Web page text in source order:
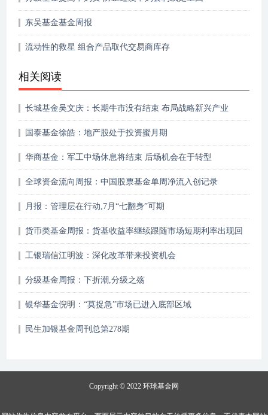
东吴基金基金周报
流动性的救星 组合产品取代交易商库存
相关阅读
长城基金吴文庆：长期牛市没有结束 布局战略新兴产业
国泰基金徐皓：地产股处于投资蜜月期
华商基金：军工中场休息将结束 后场机会在于转型
全球资金流向周报：中国股票基金单周净流入创记录
月报：管理层在行动,7月“七翻身”可期
货币类基金周报：货基收益率继续跟随市场短期利率出现回
工银瑞信江明波：深化改革带来投资机会
分级基金周报：下折潮,分级之殇
银华基金倪明：“莫捉急”市场已进入底部区域
民生加银基金周刊总第278期
Copyright © 2022 环球基金网